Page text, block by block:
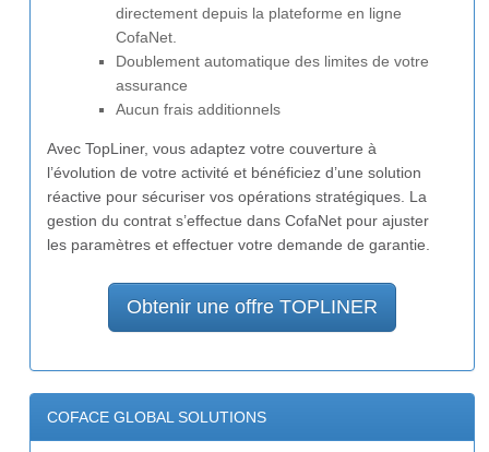
directement depuis la plateforme en ligne
CofaNet.
Doublement automatique des limites de votre
assurance
Aucun frais additionnels
Avec TopLiner, vous adaptez votre couverture à
l’évolution de votre activité et bénéficiez d’une solution
réactive pour sécuriser vos opérations stratégiques. La
gestion du contrat s’effectue dans CofaNet pour ajuster
les paramètres et effectuer votre demande de garantie.
Obtenir une offre TOPLINER
COFACE GLOBAL SOLUTIONS